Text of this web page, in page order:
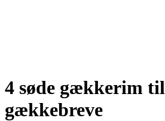
4 søde gækkerim til
gækkebreve